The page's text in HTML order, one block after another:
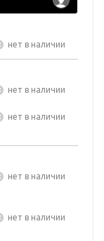
Нет в наличии
Нет в наличии
Нет в наличии
Нет в наличии
Нет в наличии